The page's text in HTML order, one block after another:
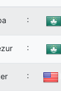
:
:
: